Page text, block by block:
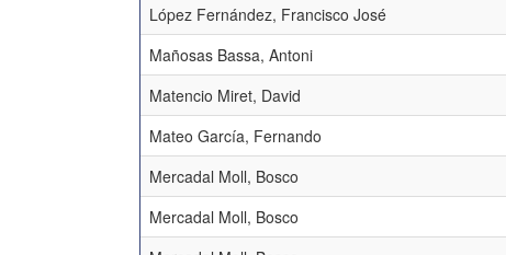
López Fernández, Francisco José
Mañosas Bassa, Antoni
Matencio Miret, David
Mateo García, Fernando
Mercadal Moll, Bosco
Mercadal Moll, Bosco